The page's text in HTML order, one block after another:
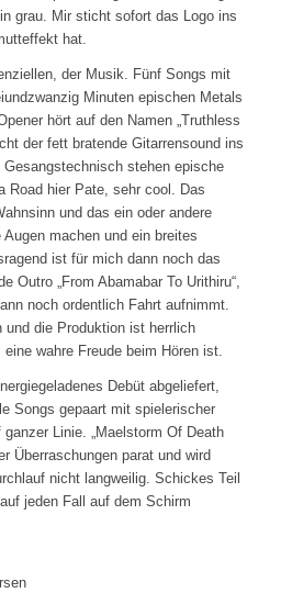
grau. Mir sticht sofort das Logo ins
hat.
der Musik. Fünf Songs mit
Minuten epischen Metals
hört auf den Namen „Truthless
der fett bratende Gitarrensound ins
stehen epische
Road hier Pate, sehr cool. Das
und das ein oder andere
machen und ein breites
ist für mich dann noch das
Outro „From Abamabar To Urithiru“,
noch ordentlich Fahrt aufnimmt.
die Produktion ist herrlich
wahre Freude beim Hören ist.
Debüt abgeliefert,
Songs gepaart mit spielerischer
Linie. „Maelstorm Of Death
Überraschungen parat und wird
nicht langweilig. Schickes Teil
jeden Fall auf dem Schirm